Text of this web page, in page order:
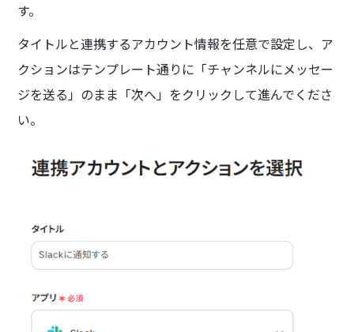
す。
タイトルと連携するアカウント情報を任意で設定し、ア
クションはテンプレート通りに「チャンネルにメッセー
ジを送る」のまま「次へ」をクリックして進んでくださ
い。